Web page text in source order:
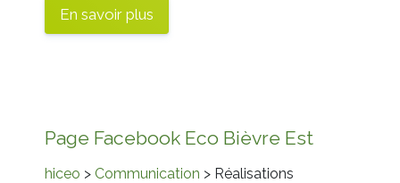
En savoir plus
Page Facebook Eco Bièvre Est
hiceo > Communication > Réalisations